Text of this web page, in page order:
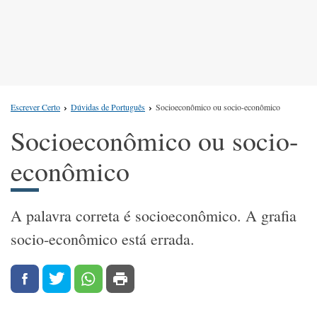
Escrever Certo Dúvidas de Português Socioeconômico ou socio-econômico
Socioeconômico ou socio-
econômico
A palavra correta é socioeconômico. A grafia
socio-econômico está errada.